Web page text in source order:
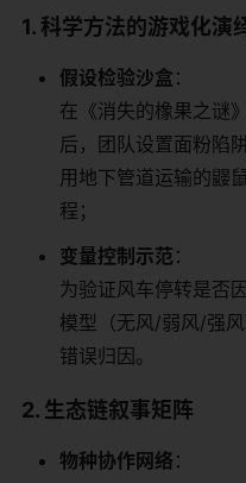
​1. 科学方法的游戏化演
​假设检验沙盒​ ​：
在《消失的橡果之谜
后，团队设置面粉陷
用地下管道运输的鼹
程；
​变量控制示范​ ​：
为验证风车停转是否
模型（无风/弱风/强
错误归因。
​2. 生态链叙事矩阵​
​物种协作网络​ ​：